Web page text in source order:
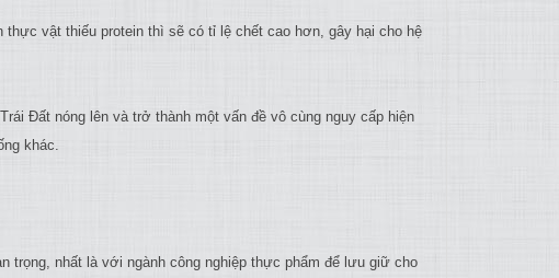
vật thiếu protein thì sẽ có tỉ lệ chết cao hơn, gây hại cho hệ
Đất nóng lên và trở thành một vấn đề vô cùng nguy cấp hiện
khác.
trọng, nhất là với ngành công nghiệp thực phẩm để lưu giữ cho